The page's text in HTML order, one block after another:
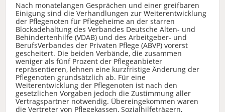
Nach monatelangen Gesprächen und einer greifbaren
Einigung sind die Verhandlungen zur Weiterentwicklung
der Pflegenoten für Pflegeheime an der starren
Blockadehaltung des Verbandes Deutsche Alten- und
Behindertenhilfe (VDAB) und des Arbeitgeber- und
BerufsVerbandes der Privaten Pflege (ABVP) vorerst
gescheitert. Die beiden Verbände, die zusammen
weniger als fünf Prozent der Pflegeanbieter
repräsentieren, lehnen eine kurzfristige Änderung der
Pflegenoten grundsätzlich ab. Für eine
Weiterentwicklung der Pflegenoten ist nach den
gesetzlichen Vorgaben jedoch die Zustimmung aller
Vertragspartner notwendig. Übereingekommen waren
die Vertreter von Pflegekassen, Sozialhilfeträgern,